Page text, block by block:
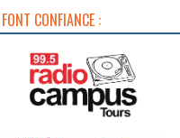
CONFIANCE :